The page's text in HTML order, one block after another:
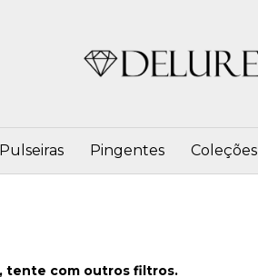
Pulseiras Pingentes Coleções
tente com outros filtros.